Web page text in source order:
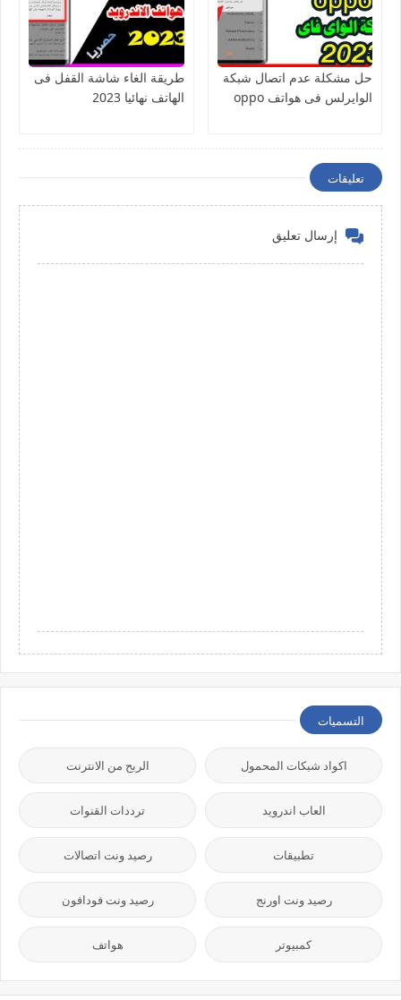
حل مشكلة عدم اتصال شبكة
الوايرلس فى هواتف oppo
طريقة الغاء شاشة القفل فى
الهاتف نهائيا 2023
تعليقات
إرسال تعليق
التسميات
اكواد شبكات المحمول الربح من الانترنت
العاب اندرويد ترددات القنوات
تطبيقات رصيد ونت اتصالات
رصيد ونت اورنج رصيد ونت فودافون
كمبيوتر هواتف